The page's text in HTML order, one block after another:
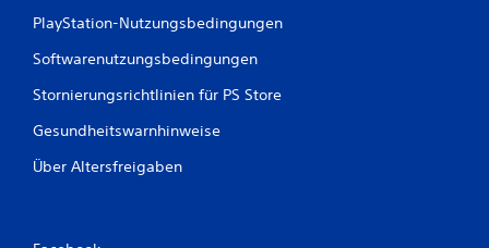
PlayStation-Nutzungsbedingungen
Softwarenutzungsbedingungen
Stornierungsrichtlinien für PS Store
Gesundheitswarnhinweise
Über Altersfreigaben